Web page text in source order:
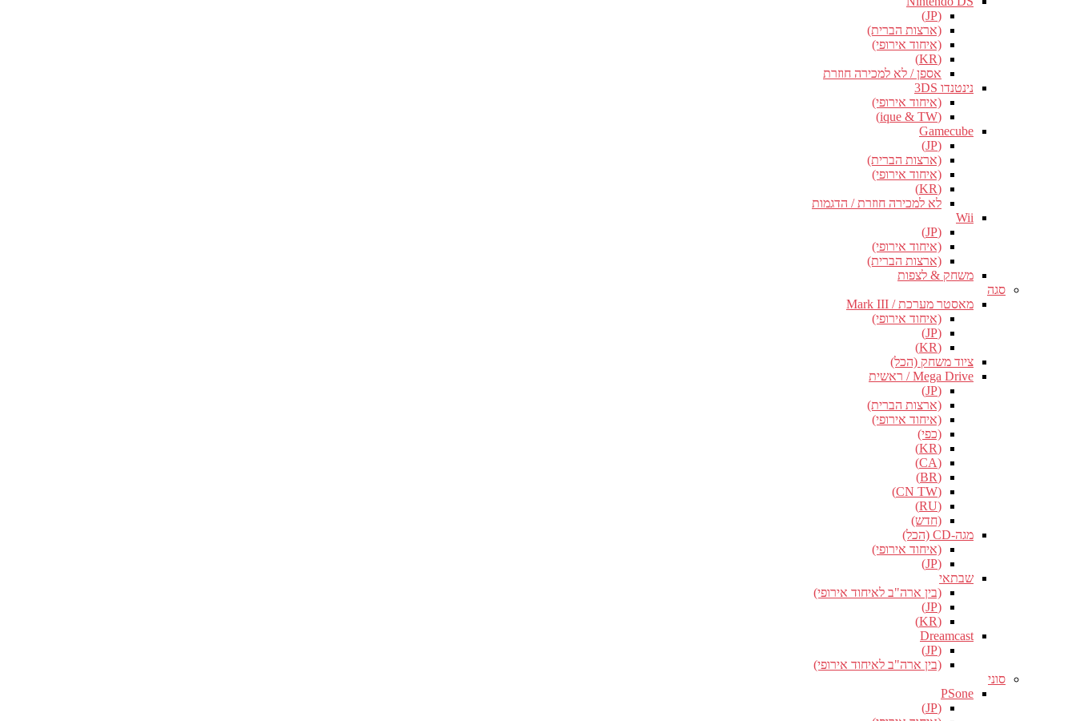
(JP)
(ארצות הברית)
(איחוד אירופי)
(KR)
אספן / לא למכירה חוזרת
נינטנדו 3DS
(איחוד אירופי)
(ique & TW)
Gamecube
(JP)
(ארצות הברית)
(איחוד אירופי)
(KR)
לא למכירה חוזרת / הדגמות
Wii
(JP)
(איחוד אירופי)
(ארצות הברית)
משחק & לצפות
סגה
מאסטר מערכת / Mark III
(איחוד אירופי)
(JP)
(KR)
ציוד משחק (הכל)
Mega Drive / ראשית
(JP)
(ארצות הברית)
(איחוד אירופי)
(כפי)
(KR)
(CA)
(BR)
(CN TW)
(RU)
(חדש)
מגה-CD (הכל)
(איחוד אירופי)
(JP)
שבתאי
(בין ארה"ב לאיחוד אירופי)
(JP)
(KR)
Dreamcast
(JP)
(בין ארה"ב לאיחוד אירופי)
סוני
PSone
(JP)